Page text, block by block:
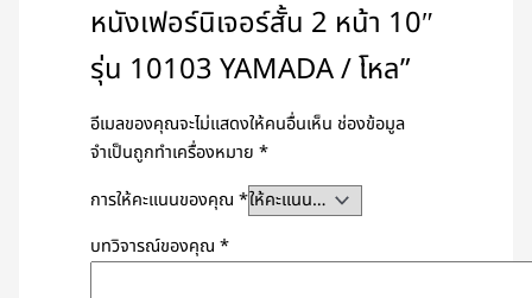
หนังเฟอร์นิเจอร์สั้น 2 หน้า 10″
รุ่น 10103 YAMADA / โหล”
อีเมลของคุณจะไม่แสดงให้คนอื่นเห็น ช่องข้อมูล
จำเป็นถูกทำเครื่องหมาย*
การให้คะแนนของคุณ*
บทวิจารณ์ของคุณ*